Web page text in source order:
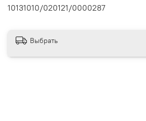
10131010/020121/0000287
Выбрать